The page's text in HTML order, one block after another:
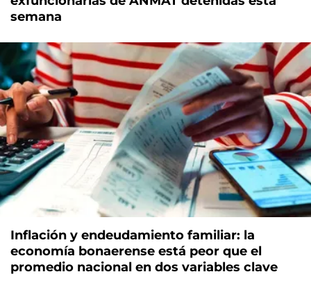
semana
Inflación y endeudamiento familiar: la
economía bonaerense está peor que el
promedio nacional en dos variables clave